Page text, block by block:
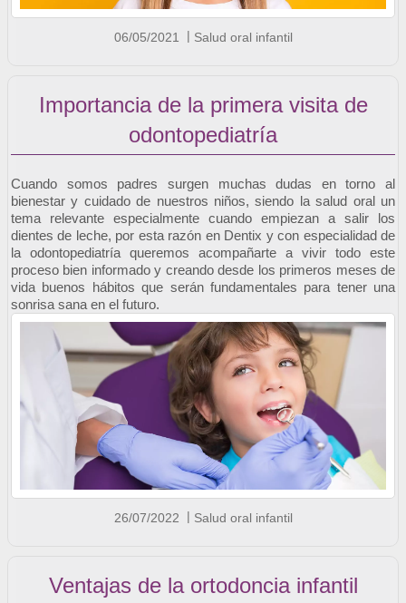
06/05/2021 Salud oral infantil
Importancia de la primera visita de
odontopediatría
Cuando somos padres surgen muchas dudas en torno al
bienestar y cuidado de nuestros niños, siendo la salud oral un
tema relevante especialmente cuando empiezan a salir los
dientes de leche, por esta razón en Dentix y con especialidad de
la odontopediatría queremos acompañarte a vivir todo este
proceso bien informado y creando desde los primeros meses de
vida buenos hábitos que serán fundamentales para tener una
sonrisa sana en el futuro.
26/07/2022 Salud oral infantil
Ventajas de la ortodoncia infantil